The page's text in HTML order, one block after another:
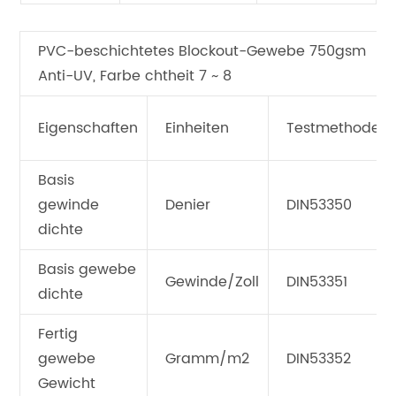
PVC-beschichtetes Blockout-Gewebe 750gsm
Anti-UV, Farbe chtheit 7 ~ 8
Eigenschaften Einheiten Testmethode
Basis
gewinde
dichte
Denier DIN53350
Basis gewebe
dichte
Gewinde/Zoll DIN53351
Fertig
gewebe
Gewicht
Gramm/m2 DIN53352